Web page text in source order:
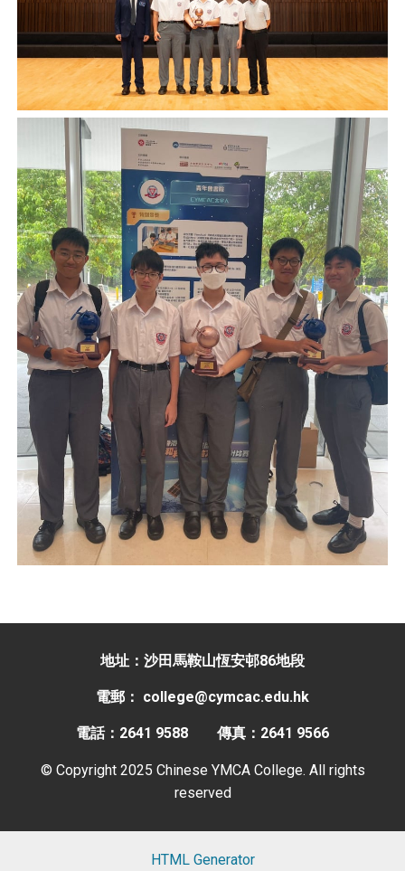
地址：沙田馬鞍山恆安邨86地段
電郵： college@cymcac.edu.hk
電話：2641 9588 傳真：2641 9566
© Copyright 2025 Chinese YMCA College. All rights
reserved
HTML Generator